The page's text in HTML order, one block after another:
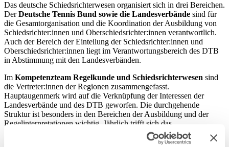
Das deutsche Schiedsrichterwesen organisiert sich in drei Bereichen.
DerDeutsche Tennis Bund sowie die Landesverbände sind für
die Gesamtorganisation und die Koordination der Ausbildung von
Schiedsrichter:innen und Oberschiedsrichter:innen verantwortlich.
Auch der Bereich der Einteilung der Schiedsrichter:innen und
Oberschiedsrichter:innen liegt im Verantwortungsbereich des DTB
in Abstimmung mit den Landesverbänden.
Im Kompetenzteam Regelkunde und Schiedsrichterwesen sind
die Vertreter:innen der Regionen zusammengefasst.
Hauptaugenmerk wird auf die Verknüpfung der Interessen der
Landesverbände und des DTB geworfen. Die durchgehende
Struktur ist besonders in den Bereichen der Ausbildung und der
Regelinterpretationen wichtig. Jährlich trifft sich das
Kompetenzteam, um positive Entwicklungen voranzutreiben,
Ausbildungsstrukturen zu analysieren und Vereinheitlichungen bzw.